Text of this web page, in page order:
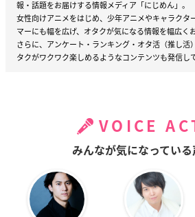
報・話題をお届けする情報メディア「にじめん」。
女性向けアニメをはじめ、少年アニメやキャラクタ
マーにも幅を広げ、オタクが気になる情報を幅広く
さらに、アンケート・ランキング・オタ活（推し活
タクがワクワク楽しめるようなコンテンツも発信し
VOICE
みんなが気になっている